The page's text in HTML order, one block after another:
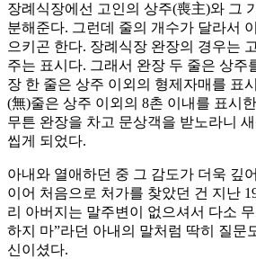
장례식장에선 고인의 상주(喪主)와 그
분해준다. 그런데 줄의 개수가 달라서
으키곤 한다. 장례식장 완장의 경우는
주는 표시다. 그래서 완장 두 줄은 상주
장 한 줄은 상주 이외의 형제자매를 표
(無)줄은 상주 이외의 8촌 이내를 표시
무튼 완장을 차고 문상객을 받노라니 새
씹게 되었다.
아내와 열애하던 중 그 감도가 더욱 깊
이어 처음으로 처가를 찾았던 건 지난
리 아버지는 말주변이 없으셔서 다소
하지 마”라던 아내의 말처럼 딱히 질문
신이셨다.